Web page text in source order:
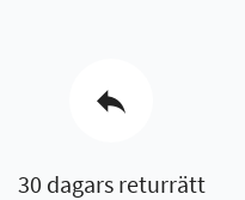
30 dagars returrätt